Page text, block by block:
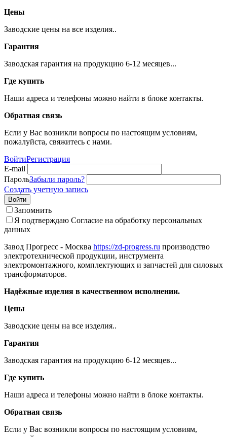
Цены
Заводские цены на все изделия..
Гарантия
Заводская гарантия на продукцию 6-12 месяцев...
Где купить
Наши адреса и телефоны можно найти в блоке контакты.
Обратная связь
Если у Вас возникли вопросы по настоящим условиям,
пожалуйста, свяжитесь с нами.
ВойтиРегистрация
E-mail
ПарольЗабыли пароль?
Создать учетную запись
Войти
Запомнить
Я подтверждаю Согласие на обработку персональных
данных
Завод Прогресс - Москва https://zd-progress.ru производство
электротехнической продукции, инструмента
электромонтажного, комплектующих и запчастей для силовых
трансформаторов.
Надёжные изделия в качественном исполнении.
Цены
Заводские цены на все изделия..
Гарантия
Заводская гарантия на продукцию 6-12 месяцев...
Где купить
Наши адреса и телефоны можно найти в блоке контакты.
Обратная связь
Если у Вас возникли вопросы по настоящим условиям,